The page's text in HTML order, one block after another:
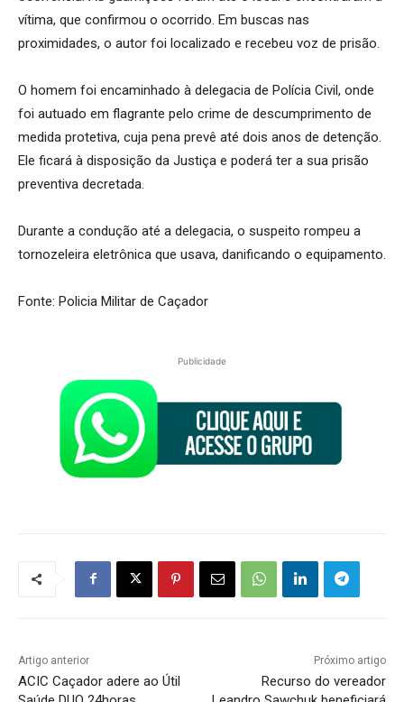
vítima, que confirmou o ocorrido. Em buscas nas
proximidades, o autor foi localizado e recebeu voz de prisão.
O homem foi encaminhado à delegacia de Polícia Civil, onde
foi autuado em flagrante pelo crime de descumprimento de
medida protetiva, cuja pena prevê até dois anos de detenção.
Ele ficará à disposição da Justiça e poderá ter a sua prisão
preventiva decretada.
Durante a condução até a delegacia, o suspeito rompeu a
tornozeleira eletrônica que usava, danificando o equipamento.
Fonte: Policia Militar de Caçador
Publicidade
Artigo anterior
ACIC Caçador adere ao Útil
Próximo artigo
Recurso do vereador